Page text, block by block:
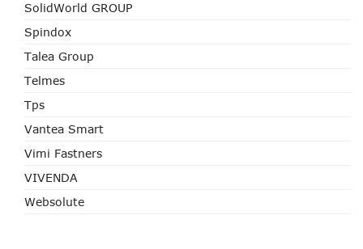
SolidWorld GROUP
Spindox
Talea Group
Telmes
Tps
Vantea Smart
Vimi Fastners
VIVENDA
Websolute